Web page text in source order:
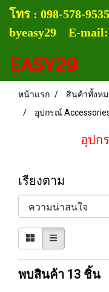
โทร : 098-578-
byeasy29 E-mail:
EASY29
หน้าแรก สินค้าทั้งห
อุปกรณ์
อุปก
เรียงตาม
พบสินค้า 13 ชิ้น